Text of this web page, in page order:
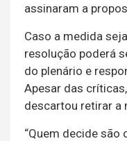
assinaram a
Caso a medida
resolução poderá
do plenário e
Apesar das
descartou retirar a
“Quem decide são